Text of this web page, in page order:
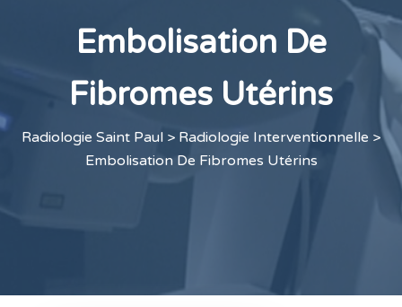
Embolisation De
Fibromes Utérins
Radiologie Saint Paul > Radiologie Interventionnelle >
Embolisation De Fibromes Utérins